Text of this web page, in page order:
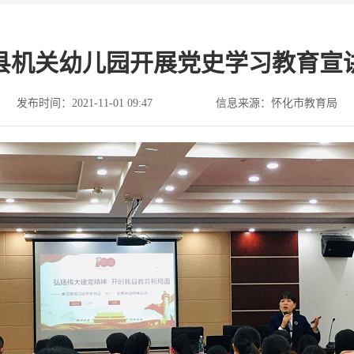
机关幼儿园开展党史学习教育宣
发布时间：2021-11-01 09:47 信息来源：怀化市教育局